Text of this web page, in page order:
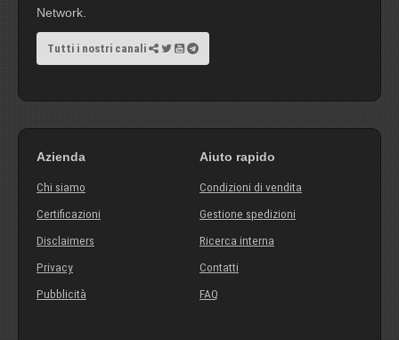
Network.
Tutti i nostri canali
Azienda
Chi siamo
Certificazioni
Disclaimers
Privacy
Pubblicità
Aiuto rapido
Condizioni di vendita
Gestione spedizioni
Ricerca interna
Contatti
FAQ